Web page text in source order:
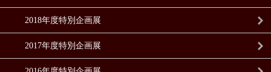
2018年度特別企画展
2017年度特別企画展